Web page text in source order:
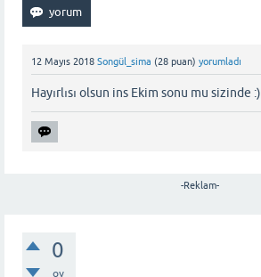
12 Mayıs 2018 Songül_sima (28 puan) yorumladı
Hayırlısı olsun ins Ekim sonu mu sizinde :)
-Reklam-
0
oy